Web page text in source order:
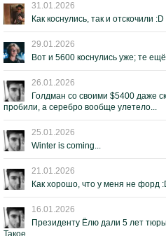
31.01.2026
Как коснулись, так и отскочили :D
29.01.2026
Вот и 5600 коснулись уже; те
26.01.2026
Голдман со своими $5400 даже
пробили, а серебро вообще улетело...
25.01.2026
Winter is coming...
21.01.2026
Как хорошо, что у меня не форд
16.01.2026
Президенту Ёлю дали 5 лет
Такое.